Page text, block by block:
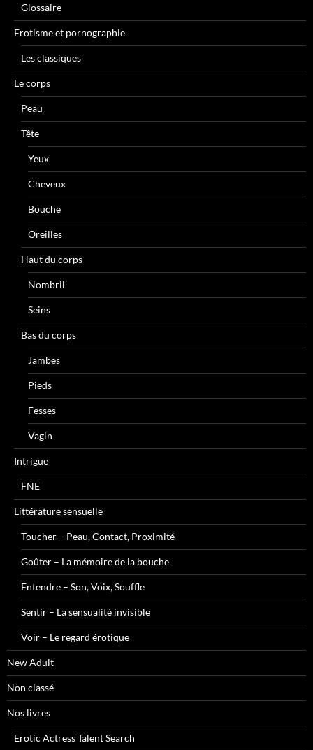
Glossaire
Erotisme et pornographie
Les classiques
Le corps
Peau
Tête
Yeux
Cheveux
Bouche
Oreilles
Haut du corps
Nombril
Seins
Bas du corps
Jambes
Pieds
Fesses
Vagin
Intrigue
FNE
Littérature sensuelle
Toucher – Peau, Contact, Proximité
Goûter – La mémoire de la bouche
Entendre – Son, Voix, Souffle
Sentir – La sensualité invisible
Voir – Le regard érotique
New Adult
Non classé
Nos livres
Erotic Actress Talent Search